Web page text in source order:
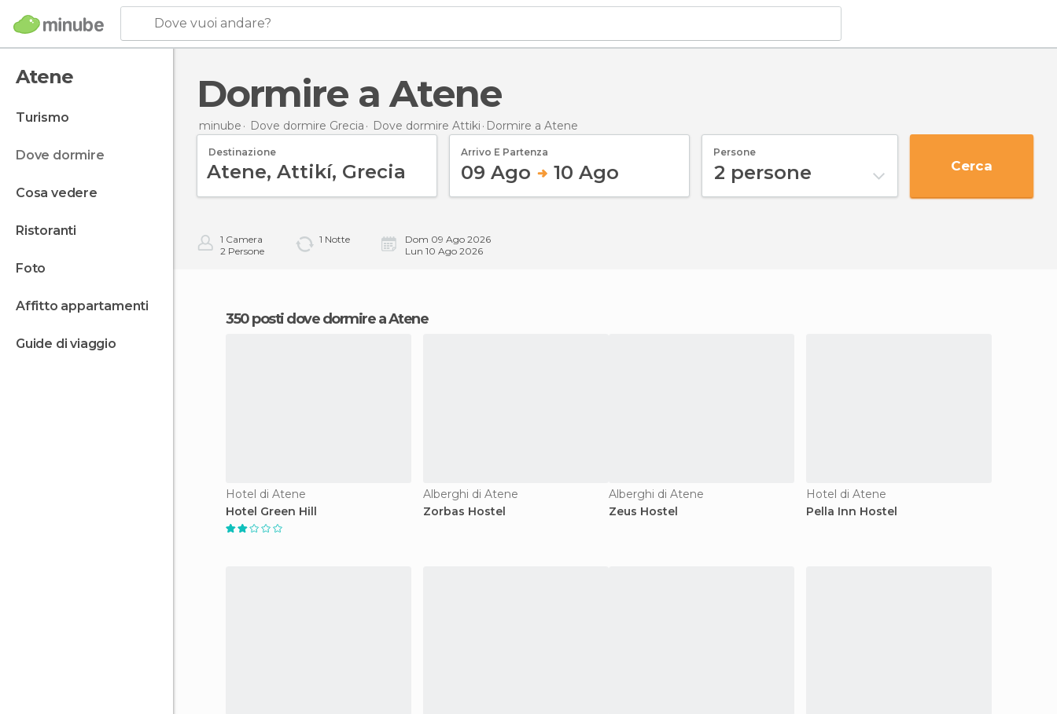
Dove vuoi andare?
Atene
turismo
dove dormire
cosa vedere
ristoranti
foto
affitto appartamenti
guide di viaggio
Dormire a Atene
minube Dove dormire Grecia Dove dormire Attiki Dormire a Atene
Destinazione Arrivo E Partenza
09 Ago 10 Ago
Persone
2 persone Cerca
1 Camera
2 Persone
1 Notte
Dom 09 Ago 2026
Lun 10 Ago 2026
350 posti dove dormire a Atene
Hotel di Atene
Hotel Green Hill
Alberghi di Atene
Zorbas Hostel
Alberghi di Atene
Zeus Hostel
Hotel di Atene
Pella Inn Hostel